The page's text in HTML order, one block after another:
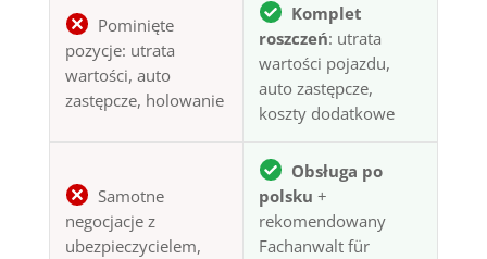
Pominięte
pozycje: utrata
wartości, auto
zastępcze, holowanie
Komplet
roszczeń: utrata
wartości pojazdu,
auto zastępcze,
koszty dodatkowe
Samotne
negocjacje z
ubezpieczycielem,
Obsługa po
polsku +
rekomendowany
Fachanwalt für